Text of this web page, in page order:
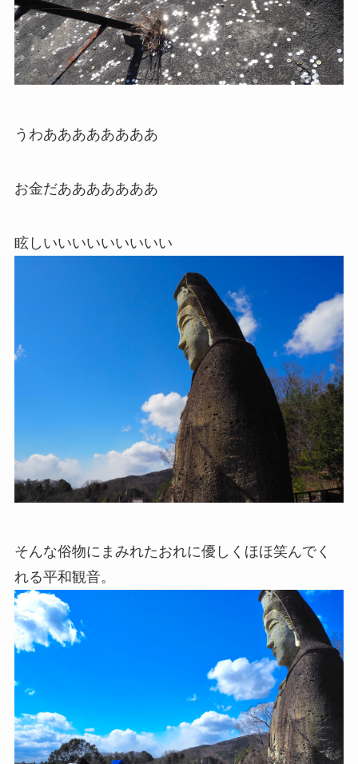
うわああああああああ
お金だあああああああ
眩しいいいいいいいいい
そんな俗物にまみれたおれに優しくほほ笑んでく
れる平和観音。